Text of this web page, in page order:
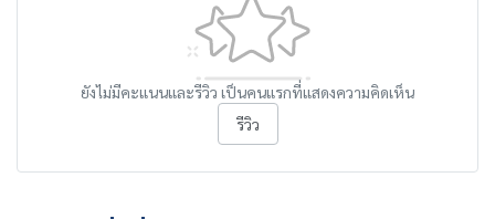
ยังไม่มีคะแนนและรีวิว เป็นคนแรกที่แสดงความคิดเห็น
รีวิว